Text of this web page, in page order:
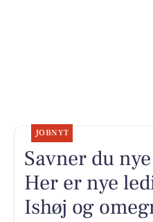
JOBNYT
Savner du
Her er nye
Ishøj og